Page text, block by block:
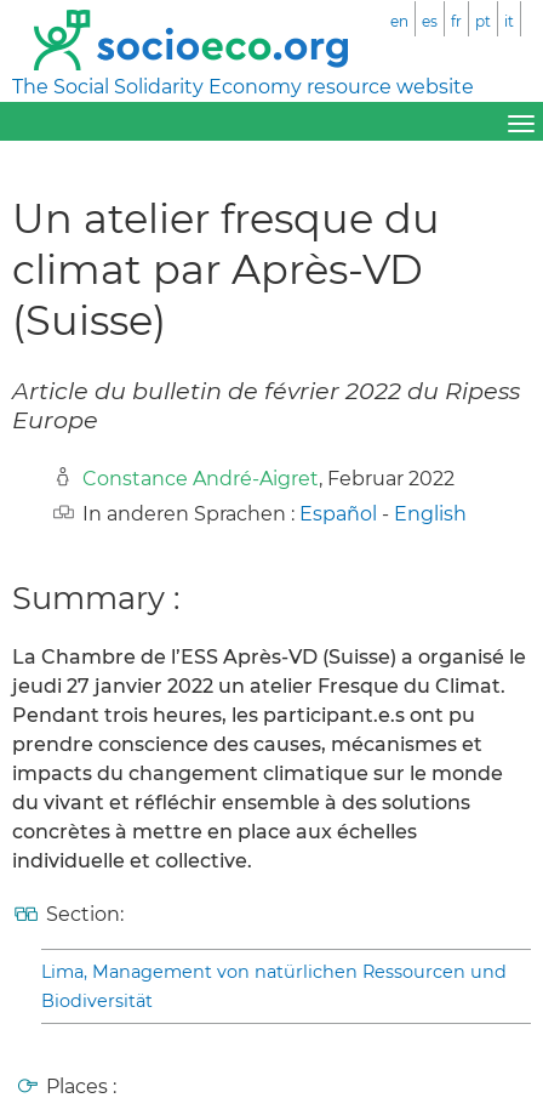
The Social Solidarity Economy resource website
en es fr pt it
Un atelier fresque du
climat par Après-VD
(Suisse)
Article du bulletin de février 2022 du Ripess
Europe
Constance André-Aigret, Februar 2022
In anderen Sprachen : Español - English
Summary :
La Chambre de l’ESS Après-VD (Suisse) a organisé le
jeudi 27 janvier 2022 un atelier Fresque du Climat.
Pendant trois heures, les participant.e.s ont pu
prendre conscience des causes, mécanismes et
impacts du changement climatique sur le monde
du vivant et réfléchir ensemble à des solutions
concrètes à mettre en place aux échelles
individuelle et collective.
Section:
Lima, Management von natürlichen Ressourcen und
Biodiversität
Places :